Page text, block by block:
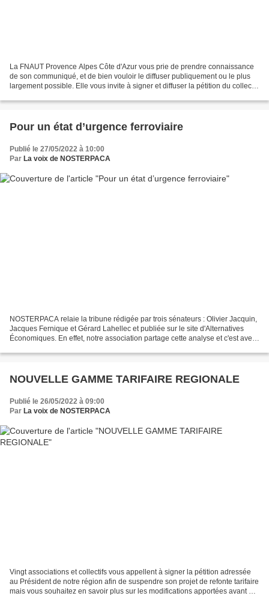
La FNAUT Provence Alpes Côte d'Azur vous prie de prendre connaissance
de son communiqué, et de bien vouloir le diffuser publiquement ou le plus
largement possible. Elle vous invite à signer et diffuser la pétition du collectif
Pour un état d’urgence ferroviaire
Publié le 27/05/2022 à 10:00
Par La voix de NOSTERPACA
NOSTERPACA relaie la tribune rédigée par trois sénateurs : Olivier Jacquin,
Jacques Fernique et Gérard Lahellec et publiée sur le site d'Alternatives
Économiques. En effet, notre association partage cette analyse et c'est avec
NOUVELLE GAMME TARIFAIRE REGIONALE
Publié le 26/05/2022 à 09:00
Par La voix de NOSTERPACA
Vingt associations et collectifs vous appellent à signer la pétition adressée
au Président de notre région afin de suspendre son projet de refonte tarifaire
mais vous souhaitez en savoir plus sur les modifications apportées avant de